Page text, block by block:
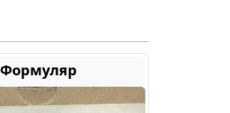
Формуляр